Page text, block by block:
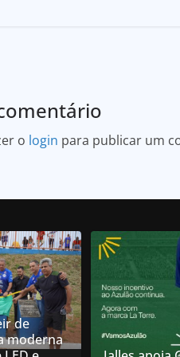
o login para publicar um
de
moderna